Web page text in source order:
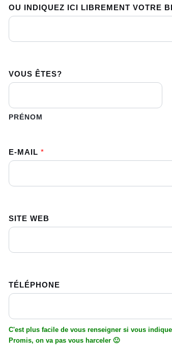
OU INDIQUEZ ICI LIBREMENT VOTRE
VOUS ÊTES?
PRÉNOM
E-MAIL*
SITE WEB
TÉLÉPHONE
C'est plus facile de vous renseigner si vous
Promis, on va pas vous harceler 🙂